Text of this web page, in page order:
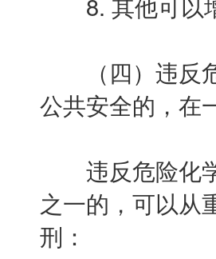
（四）违反危
公共安全的，在
违反危险化学
之一的，可以从
刑：